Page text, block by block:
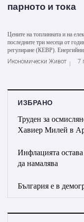
парното и тока
Цените на топлинната и на
последните три месеца от
регулиране (КЕВР).
Икономически Живот
7
ИЗБРАНО
Труден за
Хавиер Милей в
Инфлацията
да намалява
България е в